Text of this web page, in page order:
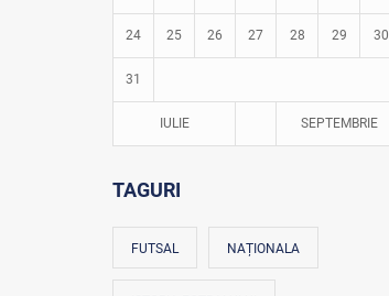
24 25 26 27 28 29 30
31
IULIE SEPTEMBRIE
TAGURI
FUTSAL NAȚIONALA